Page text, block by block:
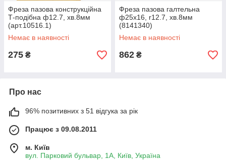
Фреза пазова конструкційна
Т-подібна ф12.7, хв.8мм
(арт.10516.1)
Немає в наявності
275 ₴
Фреза пазова галтельна
ф25х16, r12.7, хв.8мм
(8141340)
Немає в наявності
862 ₴
Про нас
96% позитивних з 51 відгука за рік
Працює з 09.08.2011
м. Київ
вул. Парковий бульвар, 1А, Київ, Україна